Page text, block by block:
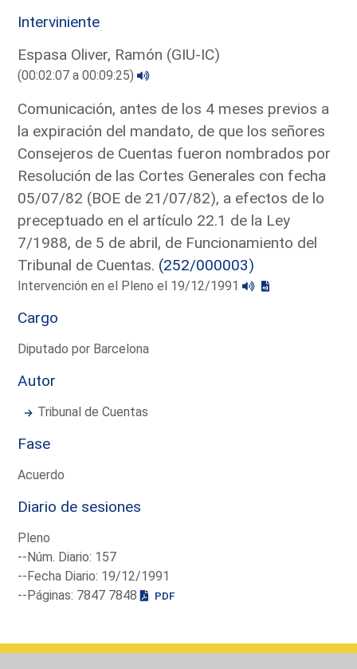
Interviniente
Espasa Oliver, Ramón (GIU-IC)
(00:02:07 a 00:09:25)
Comunicación, antes de los 4 meses previos a
la expiración del mandato, de que los señores
Consejeros de Cuentas fueron nombrados por
Resolución de las Cortes Generales con fecha
05/07/82 (BOE de 21/07/82), a efectos de lo
preceptuado en el artículo 22.1 de la Ley
7/1988, de 5 de abril, de Funcionamiento del
Tribunal de Cuentas. (252/000003)
Intervención en el Pleno el 19/12/1991
Cargo
Diputado por Barcelona
Autor
Tribunal de Cuentas
Fase
Acuerdo
Diario de sesiones
Pleno
--Núm. Diario: 157
--Fecha Diario: 19/12/1991
--Páginas: 7847 7848
PDF